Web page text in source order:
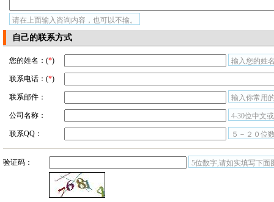
请在上面输入咨询内容，也可以不输。
自己的联系方式
您的姓名：(*) 输入您的姓
联系电话：(*)
联系邮件： 输入你常用
公司名称： 4-30位中文
联系QQ： ５－２０位
验证码： 5位数字,请如实填写下面